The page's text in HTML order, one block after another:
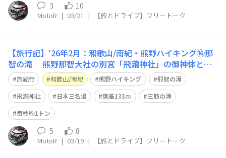
3 10
MotoR | 03/21 | 【旅とドライブ】フリートーク
【旅行記】'26年2月：和歌山/南紀・熊野ハイキング⑯那
智の滝 熊野那智大社の別宮「飛瀧神社」の御神体とし
て、崇められている『那智の滝』 日光・華厳滝、大子・
袋田の滝と共に「日本三名瀑」に数えられています🙂 直
瀑滝壺までの落差133mは、途中に段差のない直瀑の一段
旅紀行 和歌山/南紀 熊野ハイキング
那智の滝
飛瀧神社
日本三名瀑 落差133m
三筋の滝
毎秒約1トン
5 8
MotoR | 03/19 | 【旅とドライブ】フリートーク